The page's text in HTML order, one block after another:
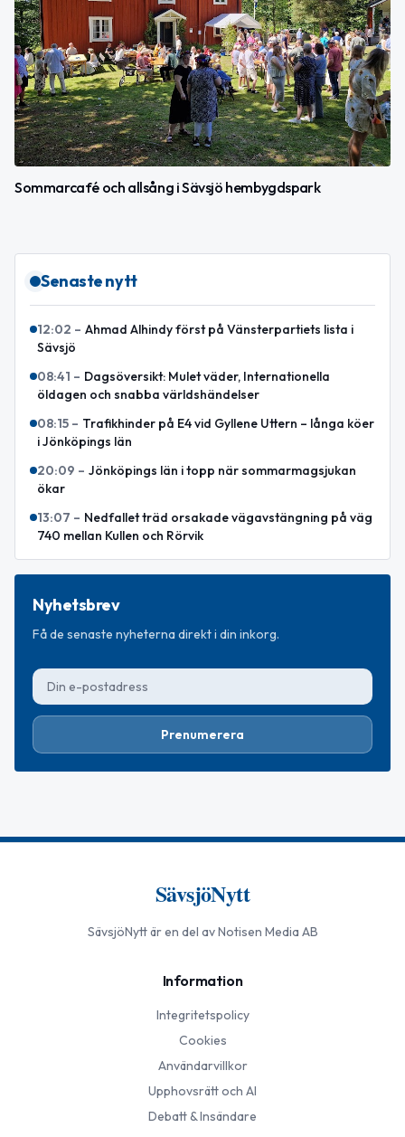
Sommarcafé och allsång i Sävsjö hembygdspark
Senaste nytt
12:02 – Ahmad Alhindy först på Vänsterpartiets lista i
Sävsjö
08:41 – Dagsöversikt: Mulet väder, Internationella
öldagen och snabba världshändelser
08:15 – Trafikhinder på E4 vid Gyllene Uttern – långa köer
i Jönköpings län
20:09 – Jönköpings län i topp när sommarmagsjukan
ökar
13:07 – Nedfallet träd orsakade vägavstängning på väg
740 mellan Kullen och Rörvik
Nyhetsbrev
Få de senaste nyheterna direkt i din inkorg.
Prenumerera
SävsjöNytt
SävsjöNyttär en del av Notisen Media AB
Information
Integritetspolicy
Cookies
Användarvillkor
Upphovsrätt och AI
Debatt & Insändare